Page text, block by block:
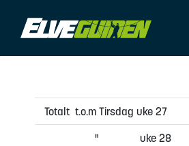
Totalt t.o.m Tirsdag uke 27
" uke 28